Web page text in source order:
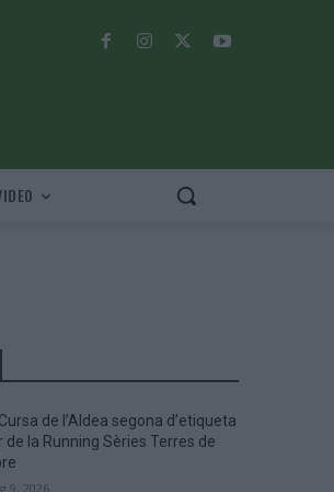
Cursa de l’Aldea segona d’etiqueta
de la Running Sèries Terres de
9, 2026